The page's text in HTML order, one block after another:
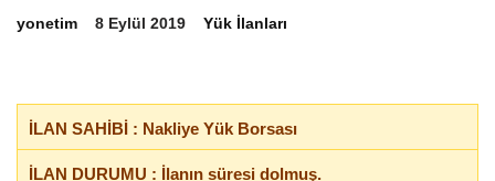
yonetim 8 Eylül 2019 Yük İlanları
İLAN SAHİBİ : Nakliye Yük Borsası
İLAN DURUMU : İlanın süresi dolmuş.